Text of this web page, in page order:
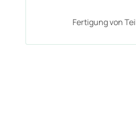
Fertigung von